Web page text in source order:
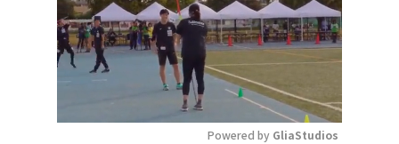
Powered by GliaStudios